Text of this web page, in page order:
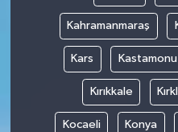
Kahramanmaraş
Kars Kastamonu
Kırıkkale
Kocaeli Konya